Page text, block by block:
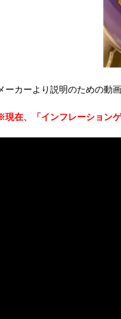
ーカーより説明のための動
現在、「インフレーション